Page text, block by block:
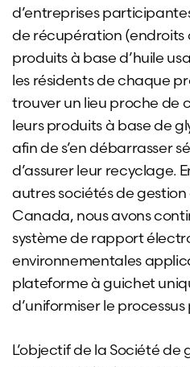
d’entreprises
de récupération (endroits
produits à base d’huile
les résidents de chaque
trouver un lieu proche de
leurs produits à base de
afin de s’en débarrasser
d’assurer leur recyclage.
autres sociétés de gestion
Canada, nous avons
système de rapport
environnementales
plateforme à guichet
d’uniformiser le
L’objectif de la Société de